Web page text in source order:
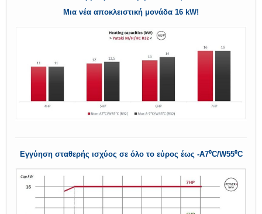
Μια νέα αποκλειστική μονάδα 16 kW!
Εγγύηση σταθερής ισχύος σε όλο το εύρος έως -A7⁰C/W55⁰C